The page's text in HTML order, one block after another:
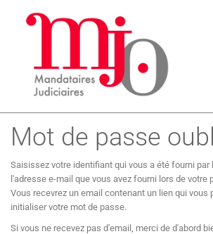
Mot de passe
Saisissez votre identifiant qui vous a été fourni par
l'adresse e-mail que vous avez fourni lors de votre
Vous recevrez un email contenant un lien qui vous
initialiser votre mot de passe.
Si vous ne recevez pas d'email, merci de d'abord